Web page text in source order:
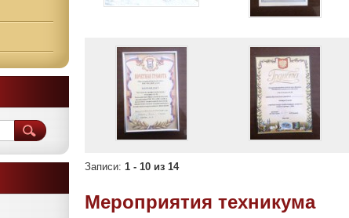
Записи: 1 - 10 из 14
Мероприятия техникума